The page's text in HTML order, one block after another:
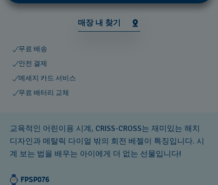
매장 내 찾기
무료 배송
안전 결제
메세지 카드 서비스
무료 배터리 교체
교육적인 어린이용 시계, CRISS-CROSS는 재미있는 해치
디자인과 메탈릭 다이얼 밖의 회전 베젤이 특징입니다. 시
계 보는 법을 배우는 아이에게 더 없는 선물입니다!
FPSP076